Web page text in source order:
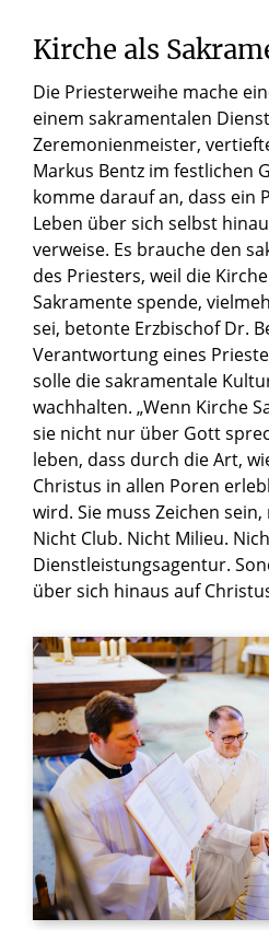
Kirche als
Die Priesterweihe mache
einem sakramentalen
Zeremonienmeister,
Markus Bentz im festlichen
komme darauf an, dass ein
Leben über sich selbst
verweise. Es brauche den
des Priesters, weil die
Sakramente spende,
sei, betonte Erzbischof Dr.
Verantwortung eines
solle die sakramentale
wachhalten. „Wenn Kirche
sie nicht nur über Gott
leben, dass durch die Art,
Christus in allen Poren
wird. Sie muss Zeichen
Nicht Club. Nicht Milieu.
Dienstleistungsagentur.
über sich hinaus auf